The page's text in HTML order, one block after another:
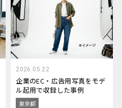
2026.05.22
企業のEC・広告用写真をモデ
ル起用で収録した事例
東京都